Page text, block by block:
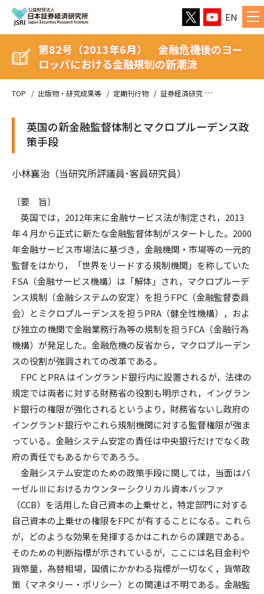
EN
TOP 出版物・研究成果等 定期刊行物 証券経済研究
第82号（2013年6月） 金融危機後のヨー
ロッパにおける金融規制の新潮流
英国の新金融監督体制とマクロプルーデンス政
策手段
小林襄治（当研究所評議員･客員研究員）
〔要 旨〕
英国では，2012年末に金融サービス法が制定され，2013
年４月から正式に新たな金融監督体制がスタートした。2000
年金融サービス市場法に基づき，金融機関・市場等の一元的
監督をはかり，「世界をリードする規制機関」を称していた
FSA（金融サービス機構）は「解体」され，マクロプルーデ
ンス規制（金融システムの安定）を担うFPC（金融監督委員
会）とミクロプルーデンスを担うPRA（健全性機構），およ
び独立の機関で金融業務行為等の規制を担うFCA（金融行為
機構）が発足した。金融危機の反省から，マクロプルーデン
スの役割が強調されての改革である。
FPC とPRA はイングランド銀行内に設置されるが，法律の
規定では両者に対する財務省の役割も明示され，イングラン
ド銀行の権限が強化されるというより，財務省ないし政府の
イングランド銀行やこれら規制機関に対する監督権限が強ま
っている。金融システム安定の責任は中央銀行だけでなく政
府の責任でもあるからであろう。
金融システム安定のための政策手段に関しては，当面はバ
ーゼルⅢにおけるカウンターシクリカル資本バッファ
（CCB）を活用した自己資本の上乗せと，特定部門に対する
自己資本の上乗せの権限をFPC が有することになる。これら
が，どのような効果を発揮するかはこれからの課題である。
そのための判断指標が示されているが，ここには名目金利や
貨幣量，為替相場，国債にかかわる指標が一切なく，貨幣政
策（マネタリー・ポリシー）との関連は不明である。金融監